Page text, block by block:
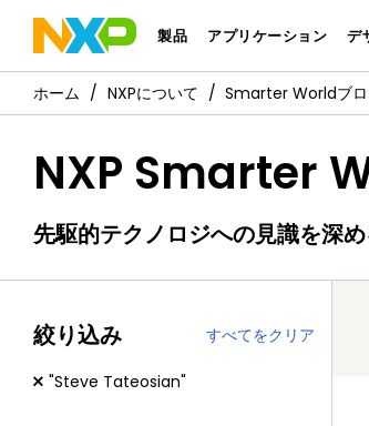
製品 アプリケーション デ
NXPについて Smarter Worldブ
NXP Smarter
先駆的テクノロジへの見識を深
絞り込み すべてをクリア
"Steve Tateosian"